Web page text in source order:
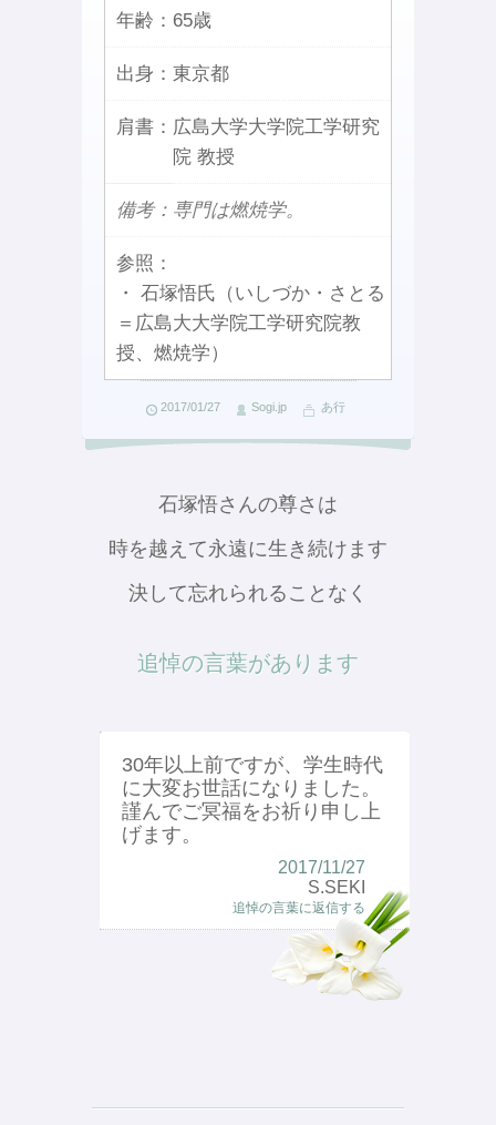
年齢： 65歳
出身： 東京都
肩書： 広島大学大学院工学研究
院 教授
備考：専門は燃焼学。
参照：
・ 石塚悟氏（いしづか・さとる
＝広島大大学院工学研究院教
授、燃焼学）
2017/01/27 Sogi.jp あ行
石塚悟さんの尊さは
時を越えて永遠に生き続けます
決して忘れられることなく
追悼の言葉があります
30年以上前ですが、学生時代
に大変お世話になりました。
謹んでご冥福をお祈り申し上
げます。
2017/11/27
S.SEKI
追悼の言葉に返信する